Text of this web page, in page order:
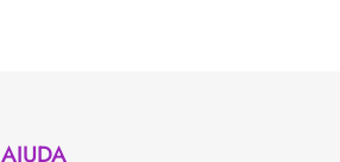
AJUDA